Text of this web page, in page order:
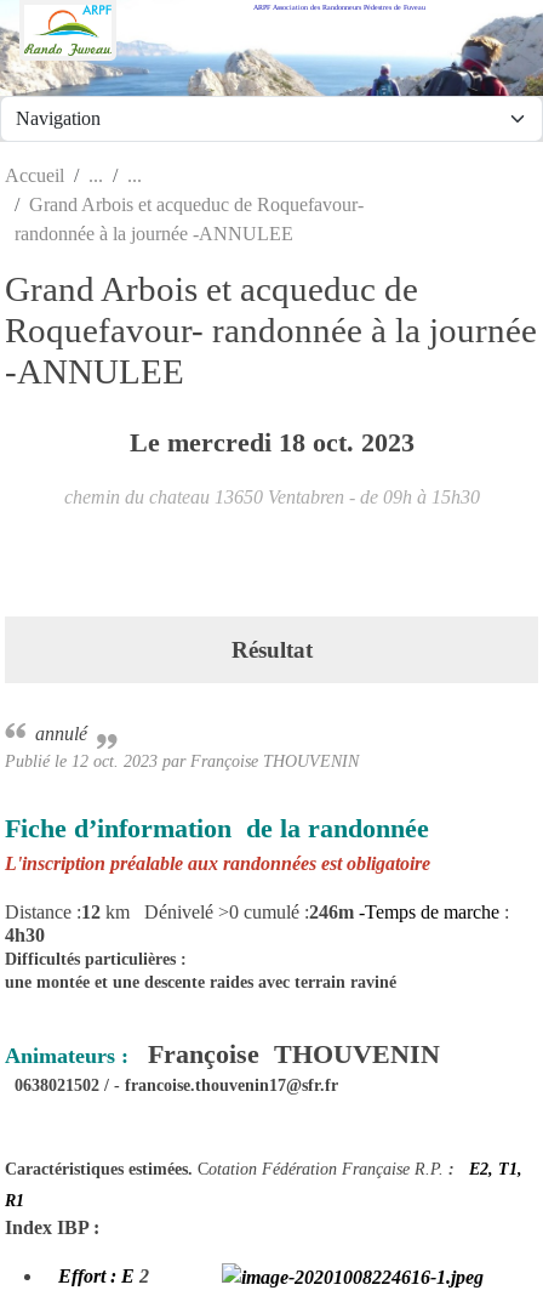
ARPF Association des Randonneurs Pédestres de Fuveau
Accueil
Grand Arbois et acqueduc de Roquefavour-
randonnée à la journée -ANNULEE
Grand Arbois et acqueduc de
Roquefavour- randonnée à la journée
-ANNULEE
Le mercredi 18 oct. 2023
chemin du chateau 13650 Ventabren - de 09h à 15h30
Résultat
annulé
Publié le 12 oct. 2023 par Françoise THOUVENIN
Fiche d’information de la randonnée
L'inscription préalable aux randonnées est obligatoire
Distance :12 km Dénivelé >0 cumulé :246m -Temps de marche :
4h30
Difficultés particulières :
une montée et une descente raides avec terrain raviné
Animateurs : Françoise THOUVENIN
0638021502 / - francoise.thouvenin17@sfr.fr
Caractéristiques estimées. Cotation Fédération Française R.P. :
E2, T1,
R1
Index IBP :
Effort : E 2
Panneau de gestion des cookies